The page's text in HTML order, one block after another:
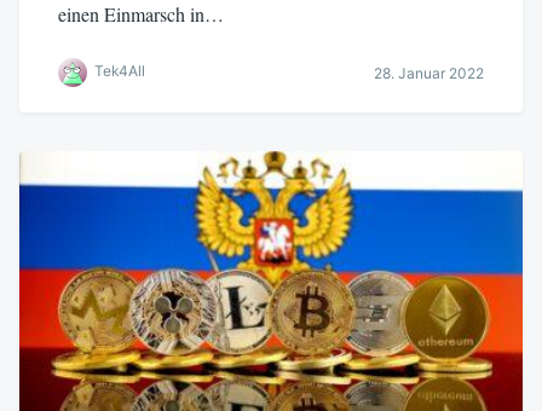
einen Einmarsch in…
Tek4All 28. Januar 2022